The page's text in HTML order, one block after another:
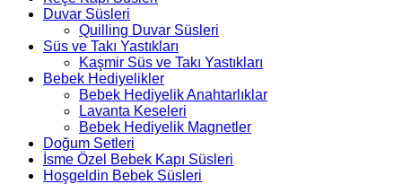
Duvar Süsleri
Quilling Duvar Süsleri
Süs ve Takı Yastıkları
Kaşmir Süs ve Takı Yastıkları
Bebek Hediyelikler
Bebek Hediyelik Anahtarlıklar
Lavanta Keseleri
Bebek Hediyelik Magnetler
Doğum Setleri
İsme Özel Bebek Kapı Süsleri
Hoşgeldin Bebek Süsleri